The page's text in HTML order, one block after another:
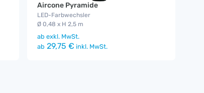
Aircone Pyramide
LED-Farbwechsler
Ø 0,48 x H 2,5 m
ab exkl. MwSt.
ab 29,75 € inkl. MwSt.